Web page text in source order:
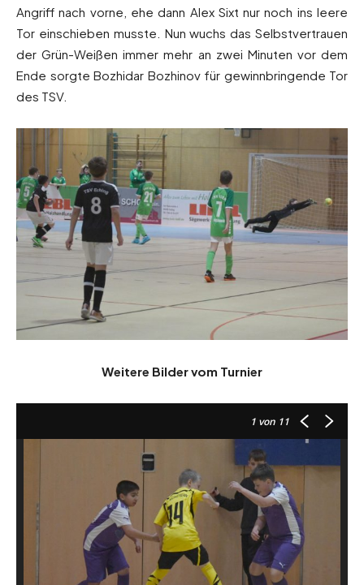
Angriff nach vorne, ehe dann Alex Sixt nur noch ins leere
Tor einschieben musste. Nun wuchs das Selbstvertrauen
der Grün-Weißen immer mehr an zwei Minuten vor dem
Ende sorgte Bozhidar Bozhinov für gewinnbringende Tor
des TSV.
Weitere Bilder vom Turnier
1 von 11